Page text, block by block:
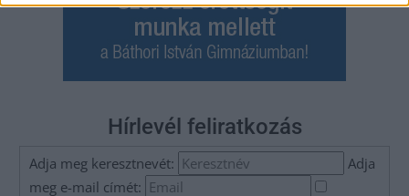
Hírlevél feliratkozás
Adja meg keresztnevét:
Adja
meg e-mail címét: